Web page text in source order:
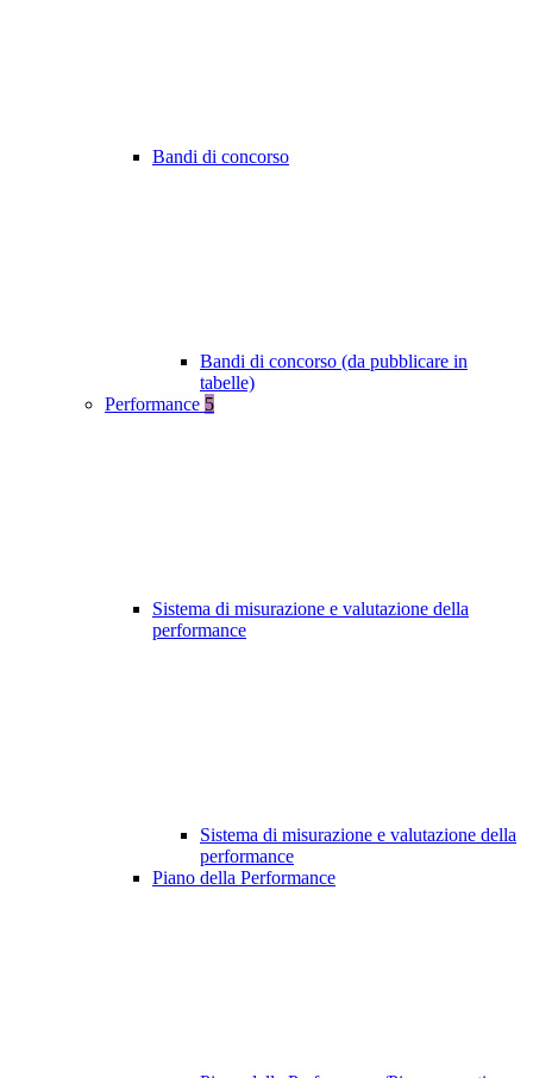
Bandi di concorso
Bandi di concorso (da pubblicare in
tabelle)
Performance 5
Sistema di misurazione e valutazione della
performance
Sistema di misurazione e valutazione della
performance
Piano della Performance